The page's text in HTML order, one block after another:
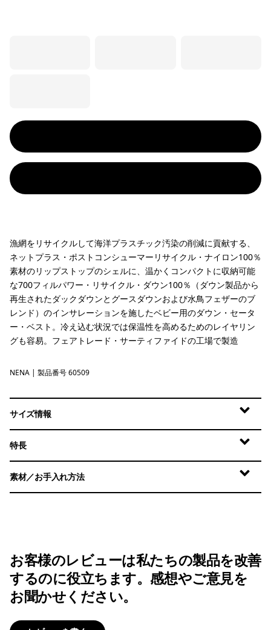
漁網をリサイクルして海洋プラスチック汚染の削減に貢献する、
ネットプラス・ポストコンシューマーリサイクル・ナイロン100％
素材のリップストップのシェルに、温かくコンパクトに収納可能
な700フィルパワー・リサイクル・ダウン100％（ダウン製品から
再生されたダックダウンとグースダウンおよび水鳥フェザーのブ
レンド）のインサレーションを施したベビー用のダウン・セータ
ー・ベスト。冷え込む状況では保温性を高めるためのレイヤリン
グも容易。フェアトレード・サーティファイドの工場で製造
New Navy
NENA | 製品番号 60509
サイズ情報
特長
素材／お手入れ方法
お客様のレビューは私たちの製品を改善
するのに役立ちます。感想やご意見を
お聞かせください。